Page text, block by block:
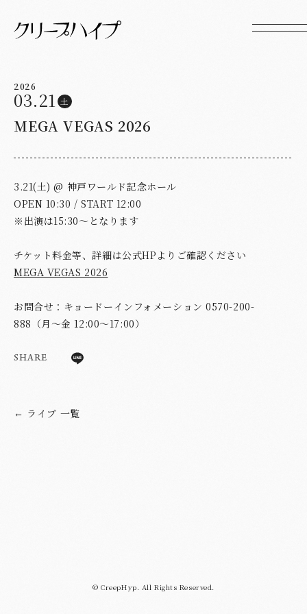
2026
03.21 土
MEGA VEGAS 2026
3.21(土) @ 神戸ワールド記念ホール
OPEN 10:30 / START 12:00
※出演は15:30～となります
チケット料金等、詳細は公式HPよりご確認ください
MEGA VEGAS 2026
お問合せ：キョードーインフォメーション 0570-200-
888（月〜金 12:00〜17:00）
SHARE
← ライブ 一覧
© CreepHyp. All Rights Reserved.